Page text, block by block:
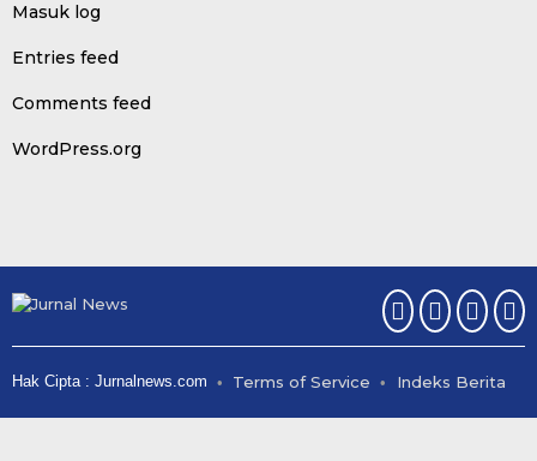
Masuk log
Entries feed
Comments feed
WordPress.org
Hak Cipta : Jurnalnews.com Terms of Service Indeks Berita